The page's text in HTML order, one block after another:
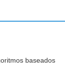
baseados